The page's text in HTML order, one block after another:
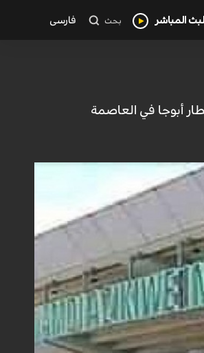
البث المباشر بحث فارسی
أبوجا في العاصمة